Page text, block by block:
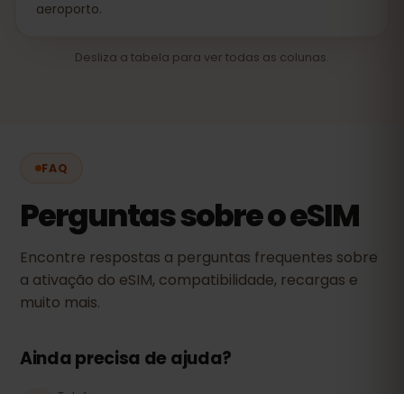
aeroporto.
Desliza a tabela para ver todas as colunas.
FAQ
Perguntas sobre o eSIM
Encontre respostas a perguntas frequentes sobre
a ativação do eSIM, compatibilidade, recargas e
muito mais.
Ainda precisa de ajuda?